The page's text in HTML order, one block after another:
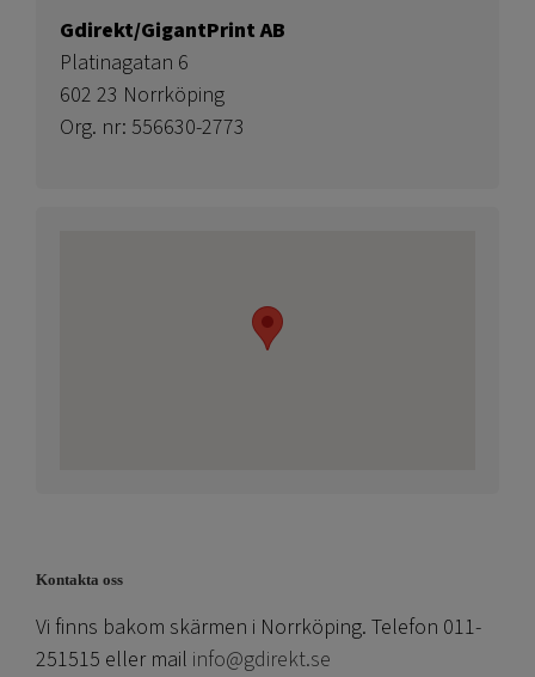
Gdirekt/GigantPrint AB
Platinagatan 6
602 23 Norrköping
Org. nr: 556630-2773
Kontakta oss
Vi finns bakom skärmen i Norrköping. Telefon 011-
251515 eller mail info@gdirekt.se